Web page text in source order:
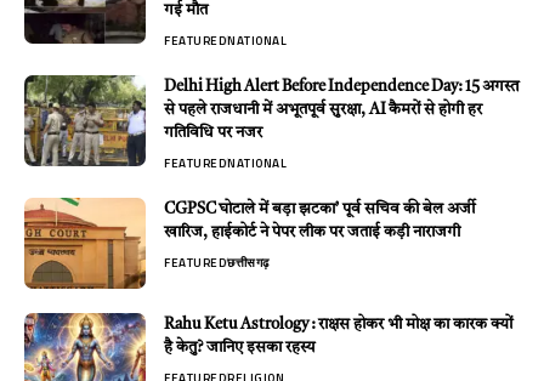
गई मौत
FEATUREDNATIONAL
Delhi High Alert Before Independence Day: 15 अगस्त
से पहले राजधानी में अभूतपूर्व सुरक्षा, AI कैमरों से होगी हर
गतिविधि पर नजर
FEATUREDNATIONAL
CGPSC घोटाले में बड़ा झटका’ पूर्व सचिव की बेल अर्जी
खारिज, हाईकोर्ट ने पेपर लीक पर जताई कड़ी नाराजगी
FEATUREDछत्तीसगढ़
Rahu Ketu Astrology : राक्षस होकर भी मोक्ष का कारक क्यों
है केतु? जानिए इसका रहस्य